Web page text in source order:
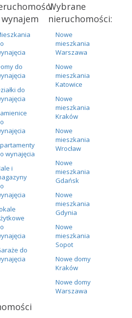
wynajem
do
do
wynajęcia
i
do
Wybrane
nieruchomości:
Nowe
mieszkania
Warszawa
Nowe
mieszkania
Katowice
Nowe
mieszkania
Kraków
Nowe
mieszkania
Wrocław
Nowe
mieszkania
Gdańsk
Nowe
mieszkania
Gdynia
Nowe
mieszkania
Sopot
Nowe domy
Kraków
Nowe domy
Warszawa